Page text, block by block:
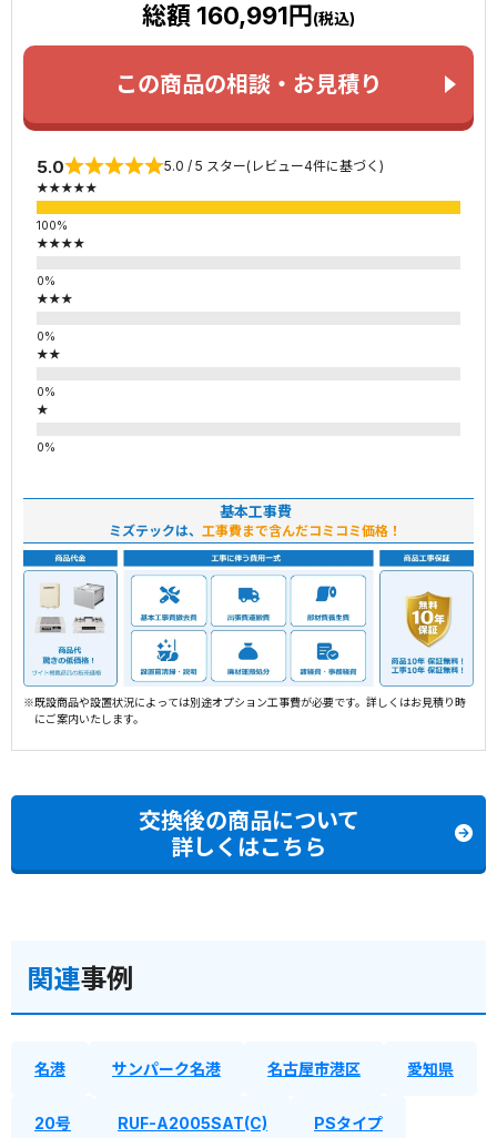
総額 160,991円 (税込)
この商品の相談・お見積り
5.0 5.0 / 5 スター(レビュー4件に基づく)
★★★★★
★★★★
★★★
★★
★
基本工事費
ミズテックは、 工事費まで含んだコミコミ価格！
※既設商品や設置状況によっては別途オプション工事費が必要です。詳しくはお見積り時
にご案内いたします。
交換後の商品について
詳しくはこちら
関連事例
名港 サンパーク名港 名古屋市港区 愛知県
20号 RUF-A2005SAT(C) PSタイプ